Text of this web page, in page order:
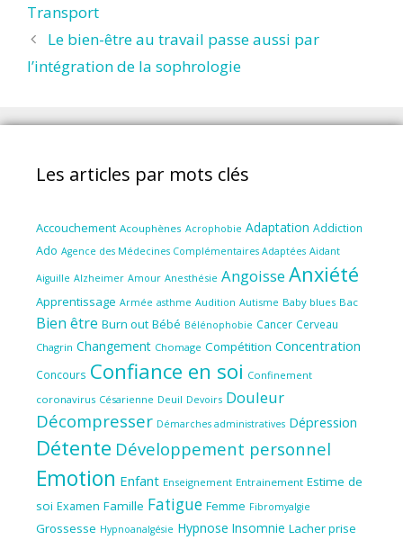
Transport
Le bien-être au travail passe aussi par
l’intégration de la sophrologie
Les articles par mots clés
Accouchement Acouphènes Acrophobie Adaptation Addiction
Ado Agence des Médecines Complémentaires Adaptées Aidant
Aiguille Alzheimer Amour Anesthésie Angoisse Anxiété
Apprentissage Armée asthme Audition Autisme Baby blues Bac
Bien être Burn out Bébé Bélénophobie Cancer Cerveau
Chagrin Changement Chomage Compétition Concentration
Concours Confiance en soi Confinement
coronavirus Césarienne Deuil Devoirs Douleur
Décompresser Démarches administratives Dépression
Détente Développement personnel
Emotion Enfant Enseignement Entrainement Estime de
soi Examen Famille Fatigue Femme Fibromyalgie
Grossesse Hypnoanalgésie Hypnose Insomnie Lacher prise